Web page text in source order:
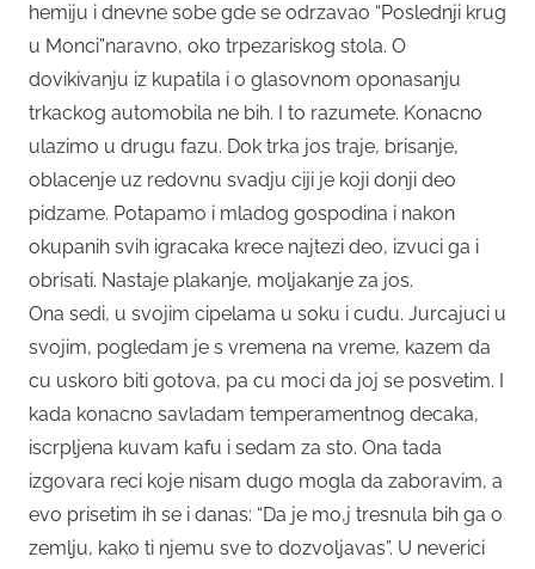
hemiju i dnevne sobe gde se odrzavao “Poslednji krug
u Monci”naravno, oko trpezariskog stola. O
dovikivanju iz kupatila i o glasovnom oponasanju
trkackog automobila ne bih. I to razumete. Konacno
ulazimo u drugu fazu. Dok trka jos traje, brisanje,
oblacenje uz redovnu svadju ciji je koji donji deo
pidzame. Potapamo i mladog gospodina i nakon
okupanih svih igracaka krece najtezi deo, izvuci ga i
obrisati. Nastaje plakanje, moljakanje za jos.
Ona sedi, u svojim cipelama u soku i cudu. Jurcajuci u
svojim, pogledam je s vremena na vreme, kazem da
cu uskoro biti gotova, pa cu moci da joj se posvetim. I
kada konacno savladam temperamentnog decaka,
iscrpljena kuvam kafu i sedam za sto. Ona tada
izgovara reci koje nisam dugo mogla da zaboravim, a
evo prisetim ih se i danas: “Da je mo,j tresnula bih ga o
zemlju, kako ti njemu sve to dozvoljavas”. U neverici